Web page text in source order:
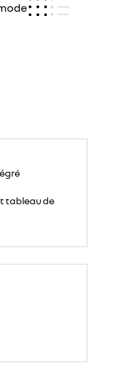
tableau de